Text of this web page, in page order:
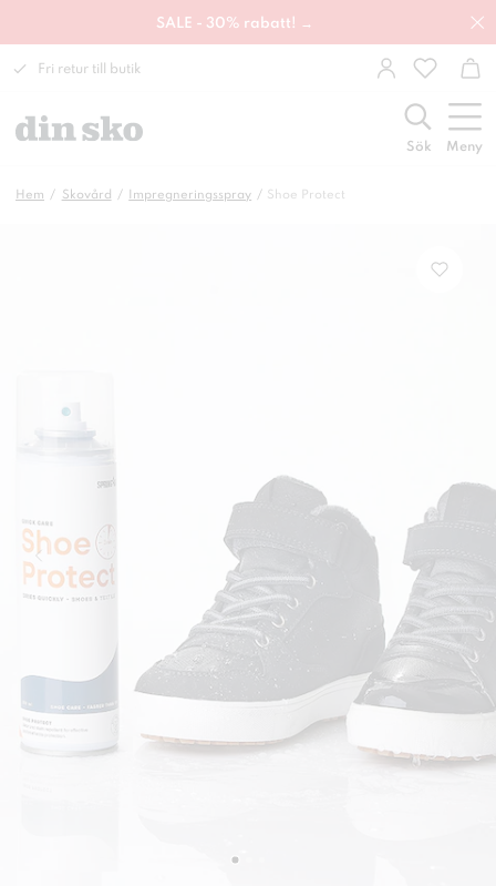
SALE - 30% rabatt! →
Fri retur till butik
Sök Meny
Hem Skovård Impregneringsspray Shoe Protect